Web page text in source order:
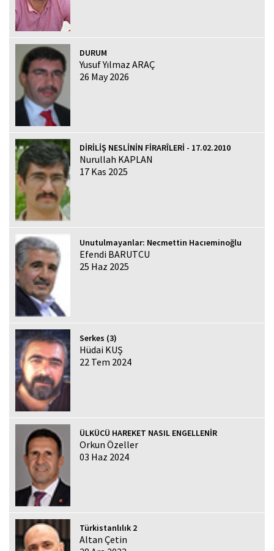
DURUM
Yusuf Yılmaz ARAÇ
26 May 2026
DİRİLİŞ NESLİNİN FİRARÎLERİ - 17.02.2010
Nurullah KAPLAN
17 Kas 2025
Unutulmayanlar: Necmettin Hacıeminoğlu
Efendi BARUTCU
25 Haz 2025
Serkes (3)
Hüdai KUŞ
22 Tem 2024
ÜLKÜCÜ HAREKET NASIL ENGELLENİR
Orkun Özeller
03 Haz 2024
Türkistanlılık 2
Altan Çetin